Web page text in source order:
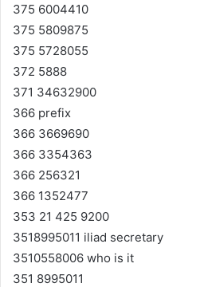
375 6004410
375 5809875
375 5728055
372 5888
371 34632900
366 prefix
366 3669690
366 3354363
366 256321
366 1352477
353 21 425 9200
3518995011 iliad secretary
3510558006 who is it
351 8995011